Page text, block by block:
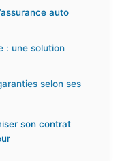
auto
: une solution
selon ses
son contrat